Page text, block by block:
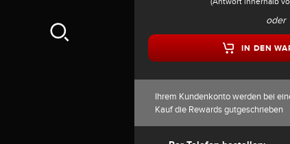
oder
IN DEN
Ihrem Kundenkonto werden bei
Kauf die Rewards gutgeschrieben